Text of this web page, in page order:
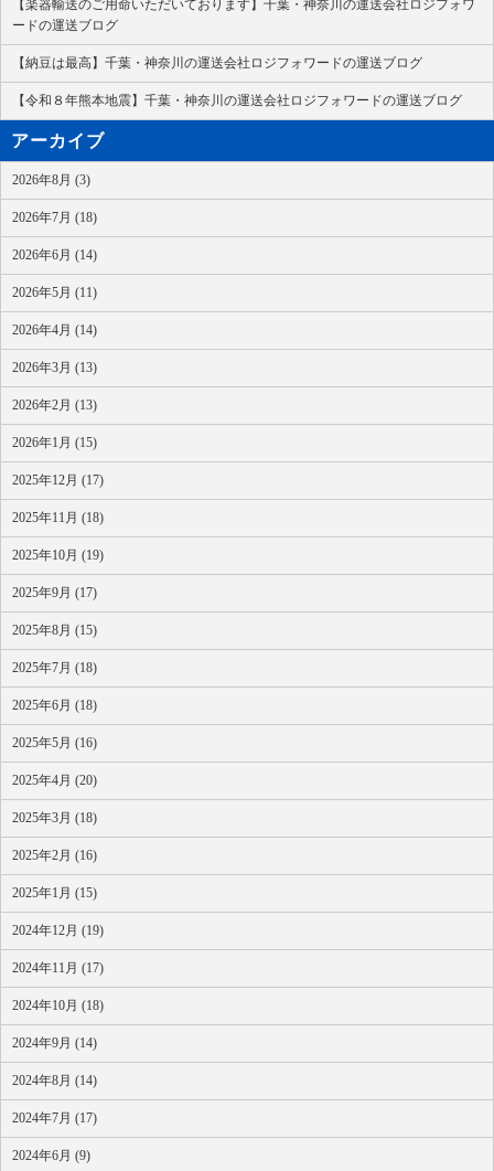
【楽器輸送のご用命いただいております】千葉・神奈川の運送会社ロジフォワ
ードの運送ブログ
【納豆は最高】千葉・神奈川の運送会社ロジフォワードの運送ブログ
【令和８年熊本地震】千葉・神奈川の運送会社ロジフォワードの運送ブログ
アーカイブ
2026年8月 (3)
2026年7月 (18)
2026年6月 (14)
2026年5月 (11)
2026年4月 (14)
2026年3月 (13)
2026年2月 (13)
2026年1月 (15)
2025年12月 (17)
2025年11月 (18)
2025年10月 (19)
2025年9月 (17)
2025年8月 (15)
2025年7月 (18)
2025年6月 (18)
2025年5月 (16)
2025年4月 (20)
2025年3月 (18)
2025年2月 (16)
2025年1月 (15)
2024年12月 (19)
2024年11月 (17)
2024年10月 (18)
2024年9月 (14)
2024年8月 (14)
2024年7月 (17)
2024年6月 (9)